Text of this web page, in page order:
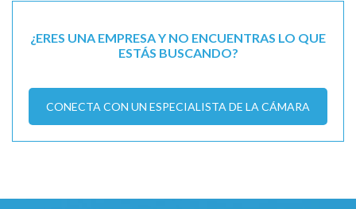
¿ERES UNA EMPRESA Y NO ENCUENTRAS LO QUE
ESTÁS BUSCANDO?
CONECTA CON UN ESPECIALISTA DE LA CÁMARA